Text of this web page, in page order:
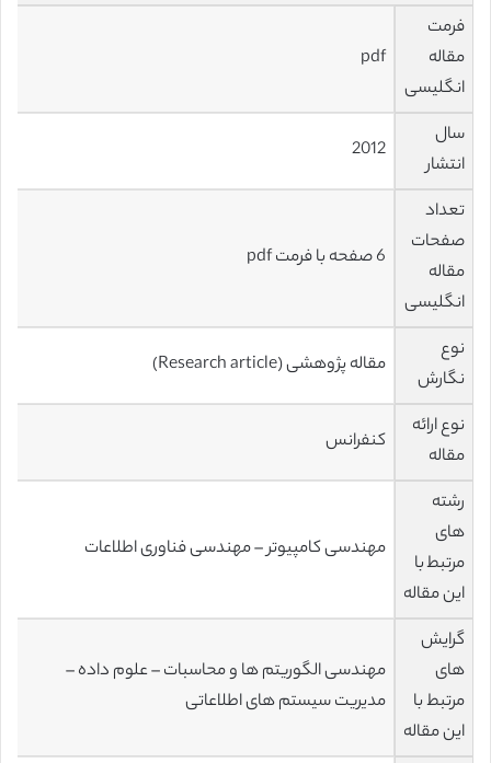
فرمت
مقاله
انگلیسی
pdf
سال
انتشار
2012
تعداد
صفحات
مقاله
انگلیسی
6 صفحه با فرمت pdf
نوع
نگارش
مقاله پژوهشی (Research article)
نوع ارائه
مقاله
کنفرانس
رشته
های
مرتبط با
این مقاله
مهندسی کامپیوتر – مهندسی فناوری اطلاعات
گرایش
های
مرتبط با
این مقاله
مهندسی الگوریتم ها و محاسبات – علوم داده –
مدیریت سیستم های اطلاعاتی